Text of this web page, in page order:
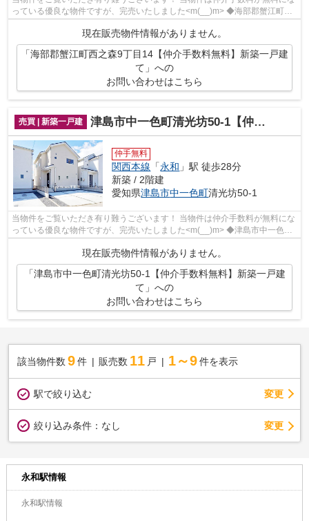
っている優良な物件ですが、完売いたしました<m(__)m> ◆海部郡蟹江町西
之森９丁目でのマイホーム購...
現在販売物件情報がありません。
「海部郡蟹江町西之森9丁目14【仲介手数料無料】新築一戸建
て」への
お問い合わせはこちら
売買 | 新築一戸建 津島市中一色町清光坊50-1【仲介手数料無料】新築一戸建て
仲手無料
関西本線 「永和 」駅 徒歩28分
新築 / 2階建
愛知県津島市中一色町清光坊50-1
当物件をご覧いただき有り難うございます！ 当物件は仲介手数料が無料にな
っている優良な物件ですが、完売いたしました<m(__)m> ◆津島市中一色町
現在販売物件情報がありません。
「津島市中一色町清光坊50-1【仲介手数料無料】新築一戸建
て」への
お問い合わせはこちら
該当物件数 9件 販売数 11 戸 1～9 件を表示
駅で絞り込む 変更
絞り込み条件： なし 変更
永和駅情報
永和駅情報